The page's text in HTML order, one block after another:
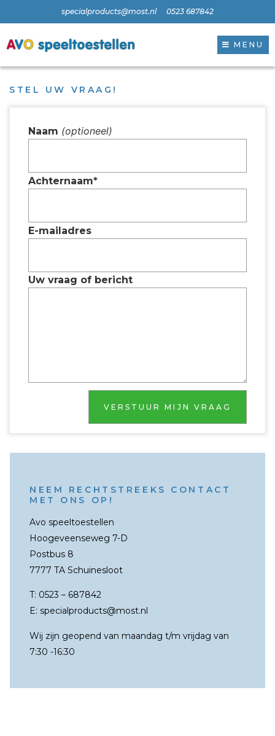
specialproducts@most.nl 0523 687842
MENU
STEL UW VRAAG!
Naam (optioneel)
Achternaam*
E-mailadres
Uw vraag of bericht
NEEM RECHTSTREEKS CONTACT
MET ONS OP!
Avo speeltoestellen
Hoogeveenseweg 7-D
Postbus 8
7777 TA Schuinesloot
T: 0523 – 687842
E: specialproducts@most.nl
Wij zijn geopend van maandag t/m vrijdag van
7:30 -16:30